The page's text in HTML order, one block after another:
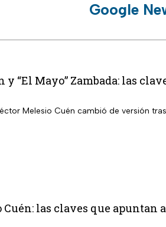
Google
y “El Mayo” Zambada: las
Melesio Cuén cambió de versión
Cuén: las claves que apuntan